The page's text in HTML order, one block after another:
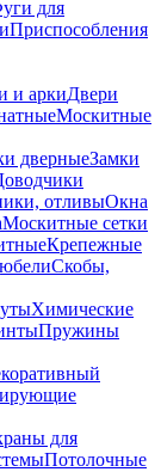
для
Приспособления
и аркиДвери
Москитные
дверныеЗамки
отливыОкна
Москитные сетки
Крепежные
Скобы,
Химические
Пружины
для
Потолочные